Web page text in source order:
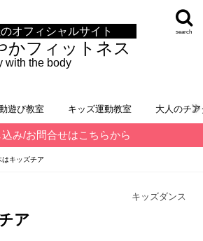
オフィシャルサイト
かフィットネス
with the body
search
遊び教室 キッズ運動教室 大人のチ
込み/お問合せはこちらから
はキッズチア
キッズダンス
ア